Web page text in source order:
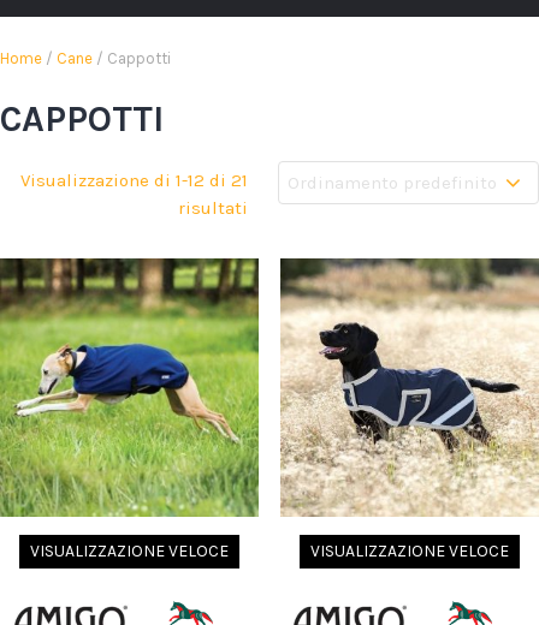
Home / Cane / Cappotti
CAPPOTTI
Visualizzazione di 1-12 di 21
risultati
VISUALIZZAZIONE VELOCE VISUALIZZAZIONE VELOCE